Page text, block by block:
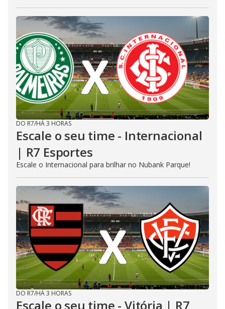
DO R7/HÁ 3 HORAS
Escale o seu time - Internacional
| R7 Esportes
Escale o Internacional para brilhar no Nubank Parque!
DO R7/HÁ 3 HORAS
Escale o seu time - Vitória | R7